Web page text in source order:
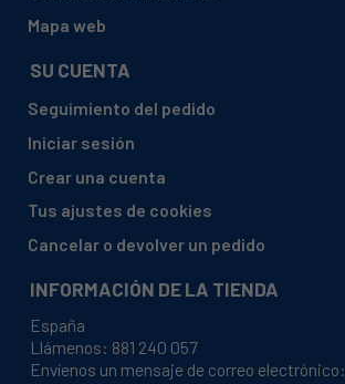
Mapa web
SU CUENTA
Seguimiento del pedido
Iniciar sesión
Crear una cuenta
Tus ajustes de cookies
Cancelar o devolver un pedido
INFORMACIÓN DE LA TIENDA
España
Llámenos: 881 240 057
Envíenos un mensaje de correo electrónico: